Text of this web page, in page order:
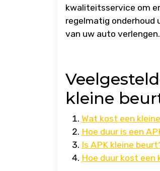
kwaliteitsservice om
regelmatig onderhoud
van uw auto verlengen.
kleine
Wat kost een
Hoe duur is een
Is APK kleine
Hoe duur kost een